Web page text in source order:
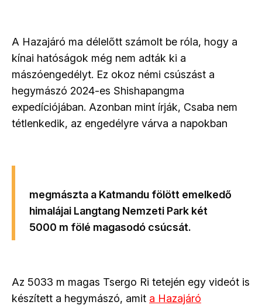
A Hazajáró ma délelőtt számolt be róla, hogy a
kínai hatóságok még nem adták ki a
mászóengedélyt. Ez okoz némi csúszást a
hegymászó 2024-es Shishapangma
expedíciójában. Azonban mint írják, Csaba nem
tétlenkedik, az engedélyre várva a napokban
megmászta a Katmandu fölött emelkedő
himalájai Langtang Nemzeti Park két
5000 m fölé magasodó csúcsát.
Az 5033 m magas Tsergo Ri tetején egy videót is
készített a hegymászó, amit a Hazajáró